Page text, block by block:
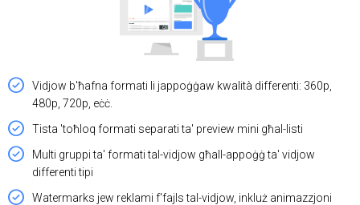
Vidjow b'ħafna formati li jappoġġaw kwalità differenti: 360p,
480p, 720p, eċċ.
Tista 'toħloq formati separati ta' preview mini għal-listi
Multi gruppi ta' formati tal-vidjow għall-appoġġ ta' vidjow
differenti tipi
Watermarks jew reklami f'fajls tal-vidjow, inkluż animazzjoni